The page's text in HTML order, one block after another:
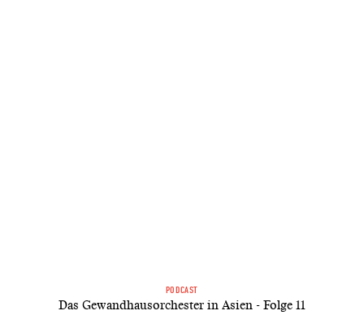
PODCAST
Das Gewandhausorchester in Asien - Folge 11